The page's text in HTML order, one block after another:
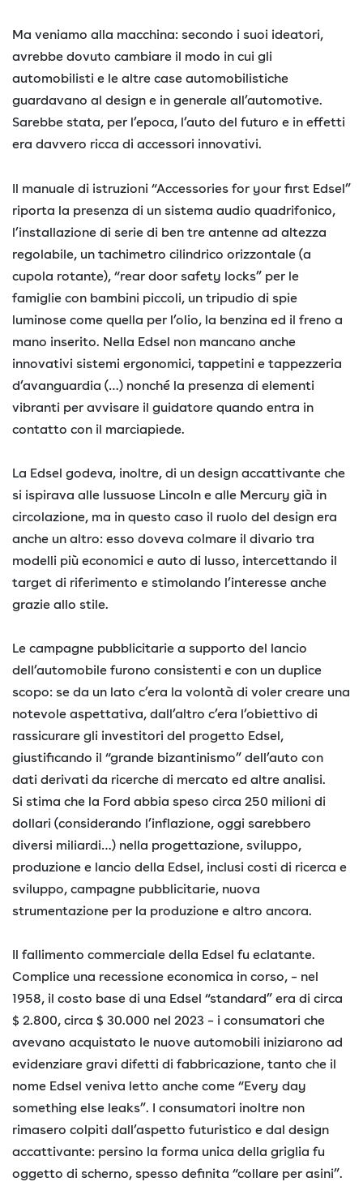
Ma veniamo alla macchina: secondo i suoi ideatori,
avrebbe dovuto cambiare il modo in cui gli
automobilisti e le altre case automobilistiche
guardavano al design e in generale all’automotive.
Sarebbe stata, per l’epoca, l’auto del futuro e in effetti
era davvero ricca di accessori innovativi.
Il manuale di istruzioni “Accessories for your first Edsel”
riporta la presenza di un sistema audio quadrifonico,
l’installazione di serie di ben tre antenne ad altezza
regolabile, un tachimetro cilindrico orizzontale (a
cupola rotante), “rear door safety locks” per le
famiglie con bambini piccoli, un tripudio di spie
luminose come quella per l’olio, la benzina ed il freno a
mano inserito. Nella Edsel non mancano anche
innovativi sistemi ergonomici, tappetini e tappezzeria
d’avanguardia (…) nonché la presenza di elementi
vibranti per avvisare il guidatore quando entra in
contatto con il marciapiede.
La Edsel godeva, inoltre, di un design accattivante che
si ispirava alle lussuose Lincoln e alle Mercury già in
circolazione, ma in questo caso il ruolo del design era
anche un altro: esso doveva colmare il divario tra
modelli più economici e auto di lusso, intercettando il
target di riferimento e stimolando l’interesse anche
grazie allo stile.
Le campagne pubblicitarie a supporto del lancio
dell’automobile furono consistenti e con un duplice
scopo: se da un lato c’era la volontà di voler creare una
notevole aspettativa, dall’altro c’era l’obiettivo di
rassicurare gli investitori del progetto Edsel,
giustificando il “grande bizantinismo” dell’auto con
dati derivati da ricerche di mercato ed altre analisi.
Si stima che la Ford abbia speso circa 250 milioni di
dollari (considerando l’inflazione, oggi sarebbero
diversi miliardi…) nella progettazione, sviluppo,
produzione e lancio della Edsel, inclusi costi di ricerca e
sviluppo, campagne pubblicitarie, nuova
strumentazione per la produzione e altro ancora.
Il fallimento commerciale della Edsel fu eclatante.
Complice una recessione economica in corso, – nel
1958, il costo base di una Edsel “standard” era di circa
$ 2.800, circa $ 30.000 nel 2023 – i consumatori che
avevano acquistato le nuove automobili iniziarono ad
evidenziare gravi difetti di fabbricazione, tanto che il
nome Edsel veniva letto anche come “Every day
something else leaks”. I consumatori inoltre non
rimasero colpiti dall’aspetto futuristico e dal design
accattivante: persino la forma unica della griglia fu
oggetto di scherno, spesso definita “collare per asini”.